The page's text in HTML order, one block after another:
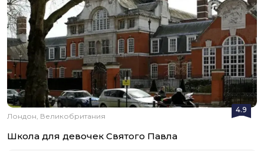
4.9
Лондон, Великобритания
Школа для девочек Святого Павла